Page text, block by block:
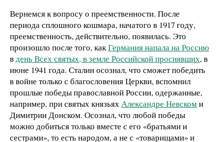
Вернемся к вопросу о преемственности. После
периода сплошного кошмара, начатого в 1917 году,
преемственность, действительно, появилась. Это
произошло после того, какГермания напала на Россию
в день Всех святых, в земле Российской просиявших, в
июне 1941 года. Сталин осознал, что сможет победить
в войне только с благословения Церкви, вспомнил
прошлые победы православной России, одержанные,
например, при святых князьях Александре Невскоми
Димитрии Донском. Осознал, что любой победы
можно добиться только вместе с его «братьями и
сестрами», то есть народом, а не с «товарищами» и